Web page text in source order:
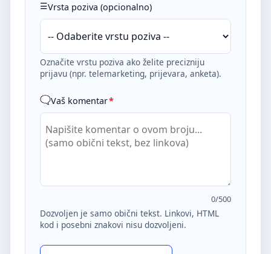
Vrsta poziva (opcionalno)
Označite vrstu poziva ako želite precizniju
prijavu (npr. telemarketing, prijevara, anketa).
Vaš komentar*
0/500
Dozvoljen je samo obični tekst. Linkovi, HTML
kod i posebni znakovi nisu dozvoljeni.